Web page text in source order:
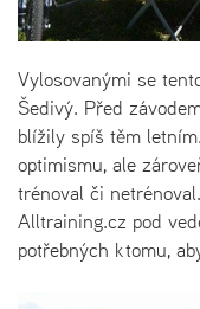
Vylosovanými se
Šedivý. Před
blížily spíš těm
optimismu, ale
trénoval či
Alltraining.cz pod
potřebných k tomu,